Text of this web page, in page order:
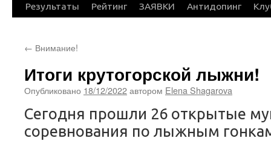
Результаты Рейтинг ЗАЯВКИ Антидопинг
← Внимание!
Итоги крутогорской лыжни!
Опубликовано 18/12/2022автором Elena Shagarova
Сегодня прошли 26 открытые
соревнования по лыжным